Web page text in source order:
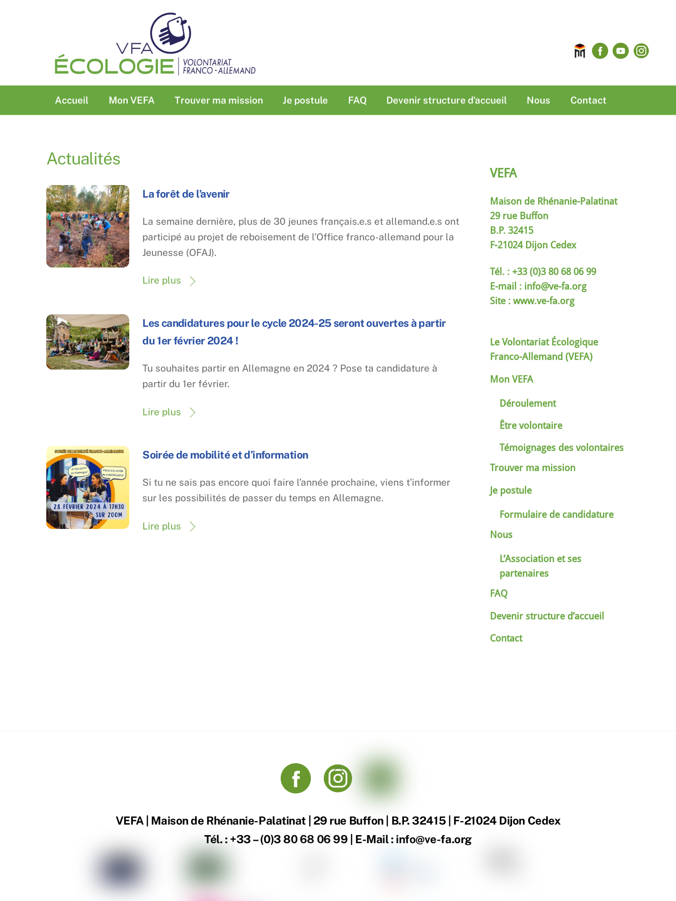
Accueil Mon VEFA Trouver ma mission Je postule FAQ Devenir structure d’accueil Nous Contact
Maison
de
Facebook
YouTube
Actualités
La forêt de l’avenir
La semaine dernière, plus de 30 jeunes français.e.s et allemand.e.s ont
participé au projet de reboisement de l’Office franco-allemand pour la
Jeunesse (OFAJ).
Lire plus
Les candidatures pour le cycle 2024-25 seront ouvertes à partir
du 1er février 2024 !
Tu souhaites partir en Allemagne en 2024 ? Pose ta candidature à
partir du 1er février.
Lire plus
Soirée de mobilité et d’information
Si tu ne sais pas encore quoi faire l’année prochaine, viens t’informer
sur les possibilités de passer du temps en Allemagne.
Lire plus
VEFA
Maison de Rhénanie-Palatinat
29 rue Buffon
B.P. 32415
F-21024 Dijon Cedex
Tél. : +33 (0)3 80 68 06 99
E-mail :info@ve-fa.org
Site : www.ve-fa.org
Le Volontariat Écologique
Franco-Allemand (VEFA)
Mon VEFA
Déroulement
Être volontaire
Témoignages des volontaires
Trouver ma mission
Je postule
Formulaire de candidature
Nous
L’Association et ses
partenaires
FAQ
Devenir structure d’accueil
Contact
Back
To
VEFA | Maison de Rhénanie-Palatinat | 29 rue Buffon | B.P. 32415 | F-21024 Dijon Cedex
Tél. : +33 – (0)3 80 68 06 99 | E-Mail : info@ve-fa.org